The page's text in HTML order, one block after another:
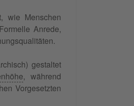
wie Menschen
Anrede,
gestaltet
, während
Vorgesetzten